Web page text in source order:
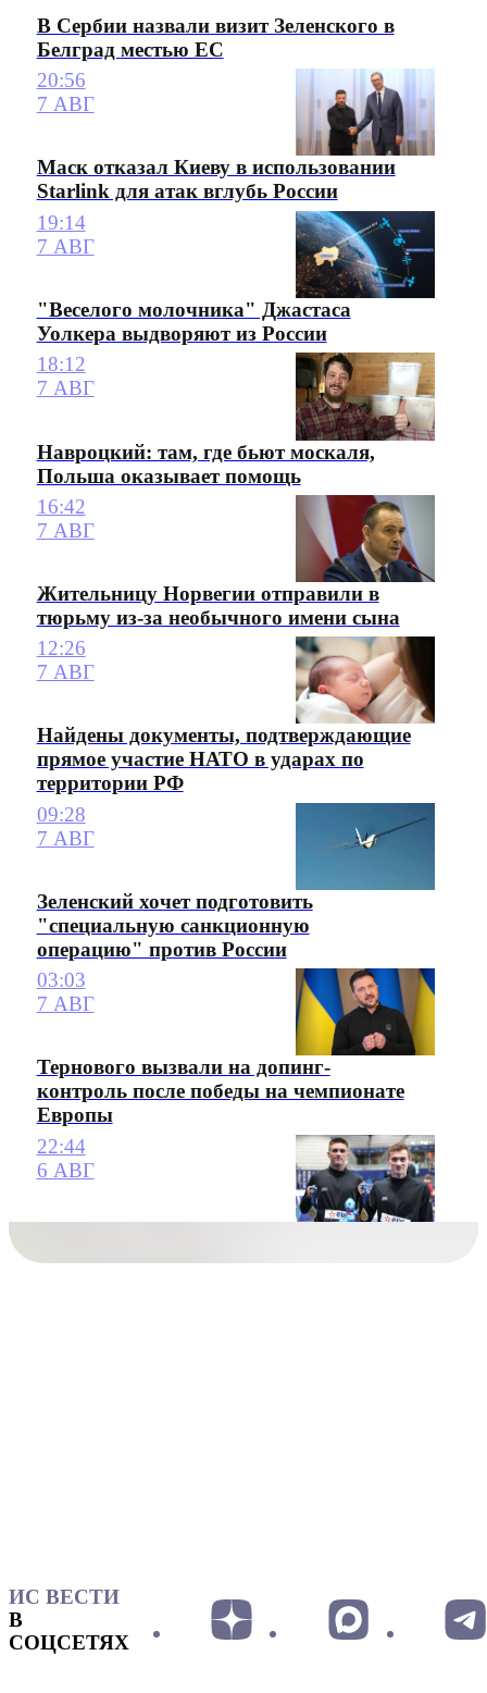
В Сербии назвали визит Зеленского в
Белград местью ЕС
20:56
7 АВГ
Маск отказал Киеву в использовании
Starlink для атак вглубь России
19:14
7 АВГ
"Веселого молочника" Джастаса
Уолкера выдворяют из России
18:12
7 АВГ
Навроцкий: там, где бьют москаля,
Польша оказывает помощь
16:42
7 АВГ
Жительницу Норвегии отправили в
тюрьму из-за необычного имени сына
12:26
7 АВГ
Найдены документы, подтверждающие
прямое участие НАТО в ударах по
территории РФ
09:28
7 АВГ
Зеленский хочет подготовить
"специальную санкционную
операцию" против России
03:03
7 АВГ
Тернового вызвали на допинг-
контроль после победы на чемпионате
Европы
22:44
6 АВГ
ИС ВЕСТИ
В
СОЦСЕТЯХ